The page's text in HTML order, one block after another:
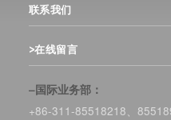
联系我们
>在线留言
–国际业务部：
+86-311-85518218、